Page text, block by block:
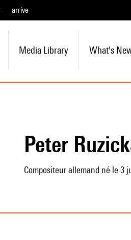
arrive
Media Library What's
Peter
Compositeur allemand né le 3